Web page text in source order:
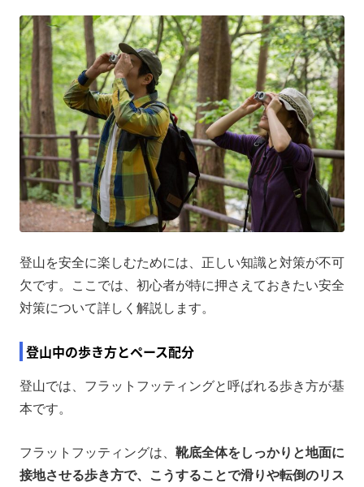
登山を安全に楽しむためには、正しい知識と対策が不可
欠です。ここでは、初心者が特に押さえておきたい安全
対策について詳しく解説します。
登山中の歩き方とペース配分
登山では、フラットフッティングと呼ばれる歩き方が基
本です。
フラットフッティングは、 靴底全体をしっかりと地面に
接地させる歩き方で、こうすることで滑りや転倒のリス